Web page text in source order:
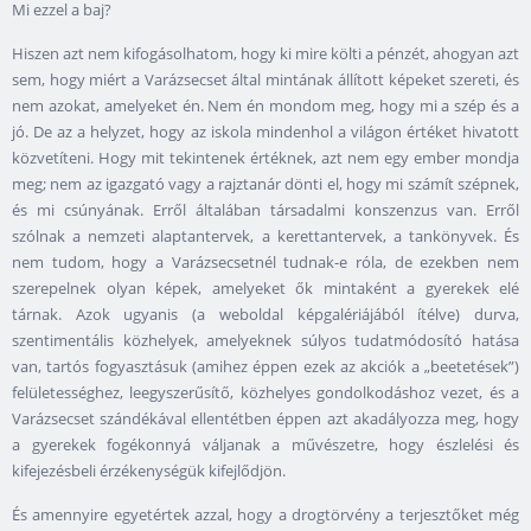
Mi ezzel a baj?
Hiszen azt nem kifogásolhatom, hogy ki mire költi a pénzét, ahogyan azt
sem, hogy miért a Varázsecset által mintának állított képeket szereti, és
nem azokat, amelyeket én. Nem én mondom meg, hogy mi a szép és a
jó. De az a helyzet, hogy az iskola mindenhol a világon értéket hivatott
közvetíteni. Hogy mit tekintenek értéknek, azt nem egy ember mondja
meg; nem az igazgató vagy a rajztanár dönti el, hogy mi számít szépnek,
és mi csúnyának. Erről általában társadalmi konszenzus van. Erről
szólnak a nemzeti alaptantervek, a kerettantervek, a tankönyvek. És
nem tudom, hogy a Varázsecsetnél tudnak-e róla, de ezekben nem
szerepelnek olyan képek, amelyeket ők mintaként a gyerekek elé
tárnak. Azok ugyanis (a weboldal képgalériájából ítélve) durva,
szentimentális közhelyek, amelyeknek súlyos tudatmódosító hatása
van, tartós fogyasztásuk (amihez éppen ezek az akciók a „beetetések”)
felületességhez, leegyszerűsítő, közhelyes gondolkodáshoz vezet, és a
Varázsecset szándékával ellentétben éppen azt akadályozza meg, hogy
a gyerekek fogékonnyá váljanak a művészetre, hogy észlelési és
kifejezésbeli érzékenységük kifejlődjön.
És amennyire egyetértek azzal, hogy a drogtörvény a terjesztőket még